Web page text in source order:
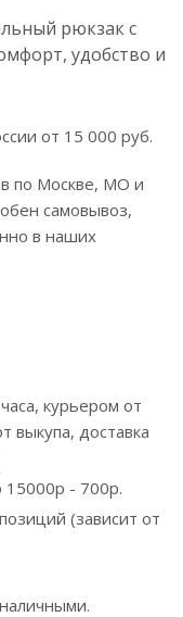
рюкзак с
удобство и
от 15 000 руб.
по Москве, МО и
самовывоз,
в наших
курьером от
выкупа, доставка
15000р - 700р.
(зависит от